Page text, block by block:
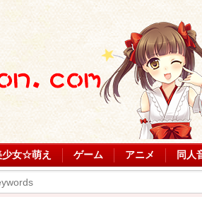
少女☆萌え ゲーム アニメ 同人